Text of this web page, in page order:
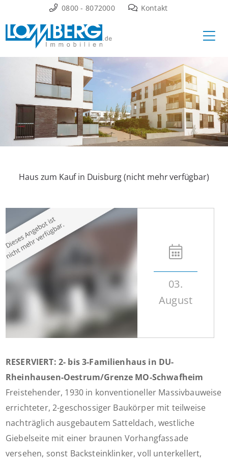
Inhalt
springen
0800 - 8072000 Kontakt
Haus zum Kauf in Duisburg (nicht mehr verfügbar)
03.
August
RESERVIERT: 2- bis 3-Familienhaus in DU-
Rheinhausen-Oestrum/Grenze MO-Schwafheim
Freistehender, 1930 in konventioneller Massivbauweise
errichteter, 2-geschossiger Baukörper mit teilweise
nachträglich ausgebautem Satteldach, westliche
Giebelseite mit einer braunen Vorhangfassade
versehen, sonst Backsteinklinker, voll unterkellert,